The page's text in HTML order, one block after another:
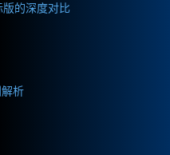
版的深度对比
析